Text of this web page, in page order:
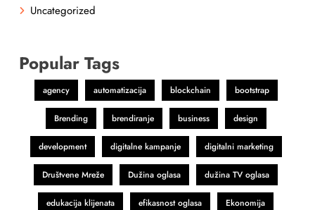
Uncategorized
Popular Tags
agency automatizacija blockchain bootstrap
Brending brendiranje business design
development digitalne kampanje digitalni marketing
Društvene Mreže Dužina oglasa dužina TV oglasa
edukacija klijenata efikasnost oglasa Ekonomija